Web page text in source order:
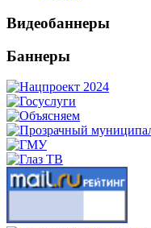
Видеобаннеры
Баннеры